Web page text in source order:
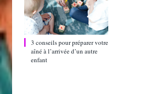
3 conseils pour préparer votre
aîné à l’arrivée d’un autre
enfant